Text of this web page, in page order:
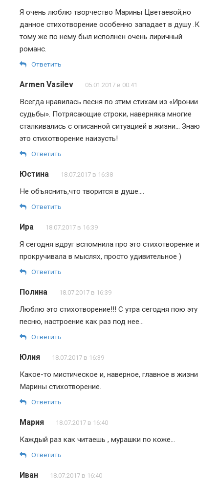
Я очень люблю творчество Марины Цветаевой,но
данное стихотворение особенно западает в душу .К
тому же по нему был исполнен очень лиричный
романс.
Ответить
Armen Vasilev 05.01.2017 в 00:41
Всегда нравилась песня по этим стихам из «Иронии
судьбы». Потрясающие строки, наверняка многие
сталкивались с описанной ситуацией в жизни… Знаю
это стихотворение наизусть!
Ответить
Юстина 18.07.2017 в 16:38
Не объяснить,что творится в душе….
Ответить
Ира 18.07.2017 в 16:39
Я сегодня вдруг вспомнила про это стихотворение и
прокручивала в мыслях, просто удивительное )
Ответить
Полина 18.07.2017 в 16:39
Люблю это стихотворение!!! С утра сегодня пою эту
песню, настроение как раз под нее…
Ответить
Юлия 18.07.2017 в 16:39
Какое-то мистическое и, наверное, главное в жизни
Марины стихотворение.
Ответить
Мария 18.07.2017 в 16:40
Каждый раз как читаешь , мурашки по коже…
Ответить
Иван 18.07.2017 в 16:40